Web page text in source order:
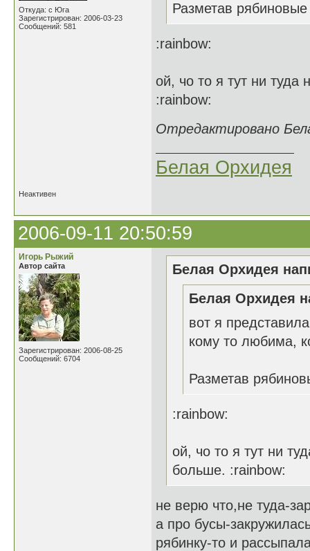
Откуда: с Юга
Зарегистрирован: 2006-03-23
Сообщений: 581
Разметав
:rainbow:
ой, чо то я тут ни
:rainbow:
Отредактировано
Белая Орхидея
Неактивен
2006-09-11 20:50:59
Игорь Рыжий
Автор сайта
Зарегистрирован: 2006-08-25
Сообщений: 6704
Белая Орхидея
Белая Орхидея
вот я
кому то любима,
Разметав
:rainbow:
ой, чо то я тут ни
больше. :rainbow:
не верю что,не туда-
а про бусы-
рябинку-то и